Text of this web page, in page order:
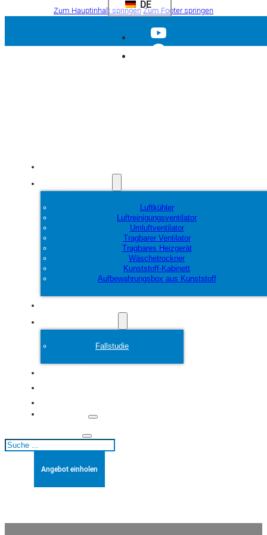
Zum Hauptinhalt springenZum Footer springen
DE
Luftkühler
Luftreinigungsventilator
Umluftventilator
Tragbarer Ventilator
Tragbares Heizgerät
Wäschetrockner
Kunststoff-Kabinett
Aufbewahrungsbox aus Kunststoff
Fallstudie
Suchen
Angebot einholen